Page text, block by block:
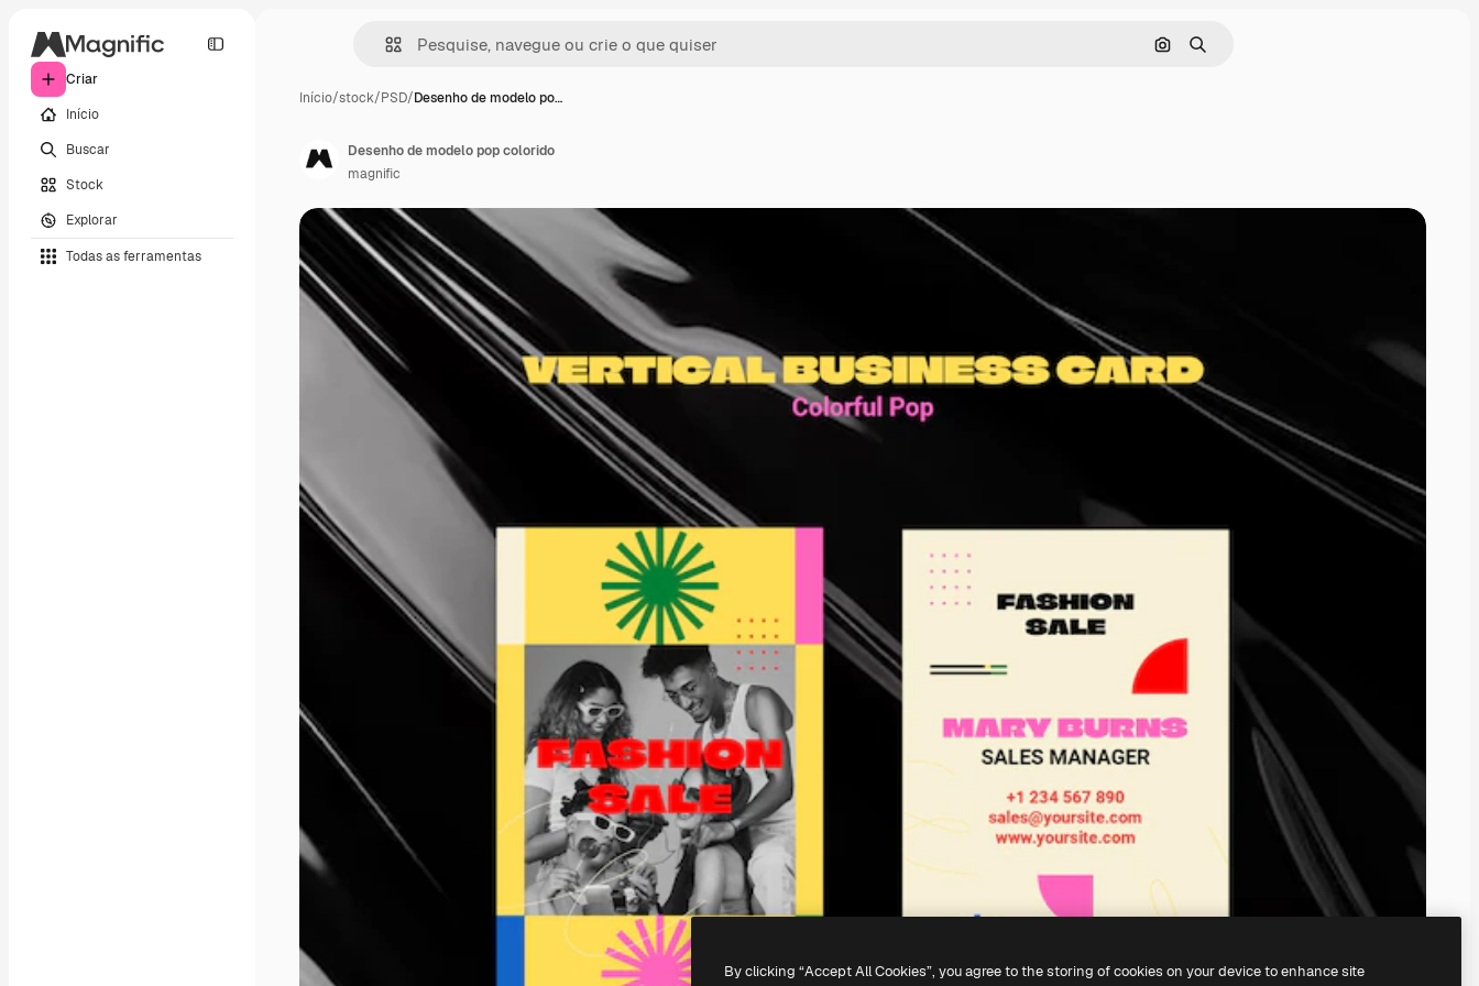
Criar
Início
Buscar
Stock
Explorar
Todas as ferramentas
Pesquisar por imagem
Buscar
Início/stock/PSD/Desenho de modelo po…
Desenho de modelo pop colorido
magnific
By clicking “Accept All Cookies”, you agree to the storing of cookies on your device to enhance site